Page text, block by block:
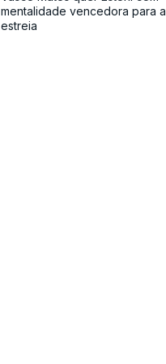
mentalidade vencedora para a
estreia